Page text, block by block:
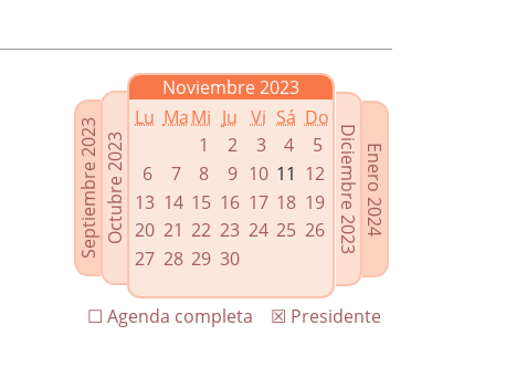
Septiembre 2023Octubre 2023
Noviembre 2023
Lu MaMi Ju Vi Sá Do
1
2 3 4
5
6
7 8 9 10 11 12
13 14 15 16 17 18 19
20 21 22 23 24 25 26
27 28 29 30
Enero 2024
Diciembre 2023
☒ Presidente
☐ Agenda completa